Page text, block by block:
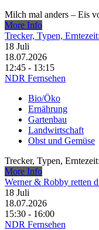
Milch mal anders – Eis
More Info
Trecker, Typen,
18 Juli
18.07.2026
12:45 - 13:15
NDR Fernsehen
Bio/Öko
Ernährung
Gartenbau
Landwirtschaft
Obst und Gemüse
Trecker, Typen,
More Info
Werner & Robby retten
18 Juli
18.07.2026
15:30 - 16:00
NDR Fernsehen